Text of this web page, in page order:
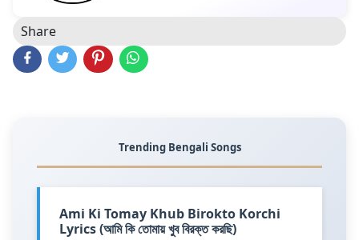
Share
Trending Bengali Songs
Ami Ki Tomay Khub Birokto Korchi
Lyrics (আমি কি তোমায় খুব বিরক্ত করছি)